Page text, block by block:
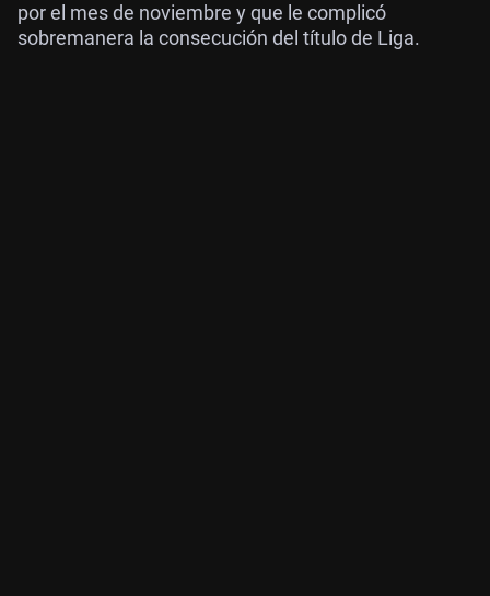
por el mes de noviembre y que le complicó
sobremanera la consecución del título de Liga.